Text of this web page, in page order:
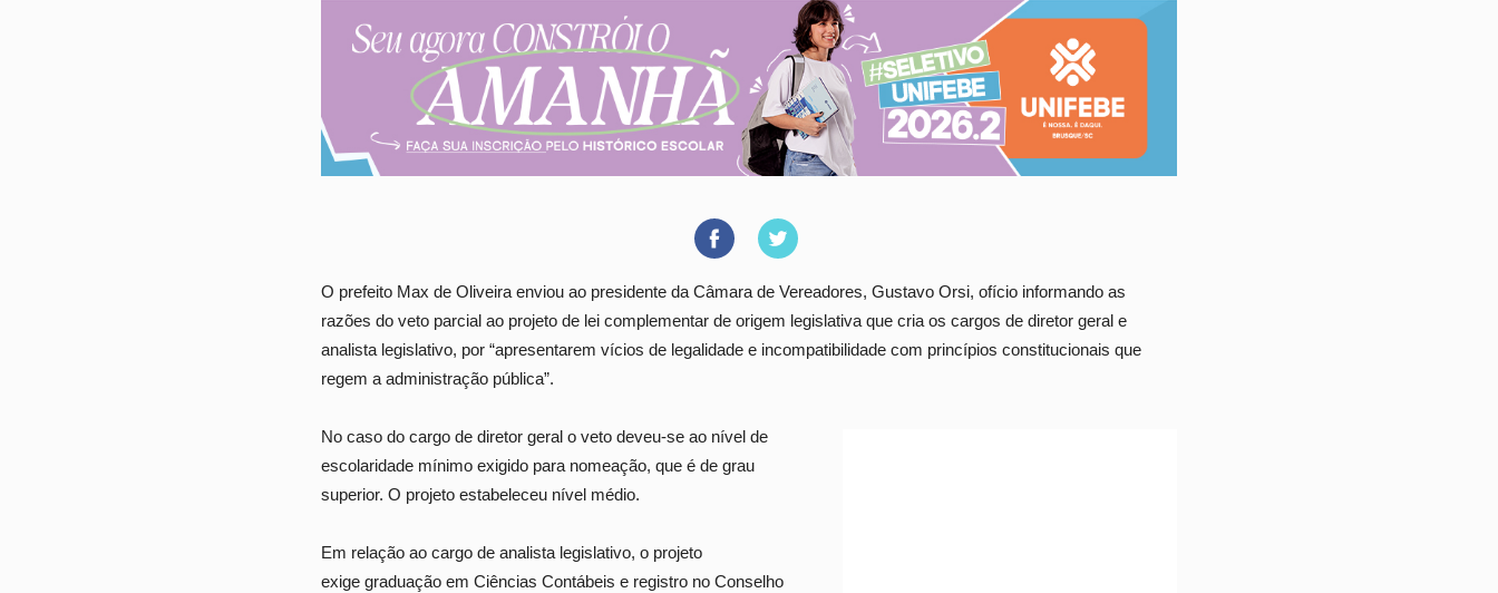
O prefeito Max de Oliveira enviou ao presidente da Câmara de Vereadores, Gustavo Orsi, ofício informando as
razões do veto parcial ao projeto de lei complementar de origem legislativa que cria os cargos de diretor geral e
analista legislativo, por “apresentarem vícios de legalidade e incompatibilidade com princípios constitucionais que
regem a administração pública”.
No caso do cargo de diretor geral o veto deveu-se ao nível de
escolaridade mínimo exigido para nomeação, que é de grau
superior. O projeto estabeleceu nível médio.
Em relação ao cargo de analista legislativo, o projeto
exige graduação em Ciências Contábeis e registro no Conselho